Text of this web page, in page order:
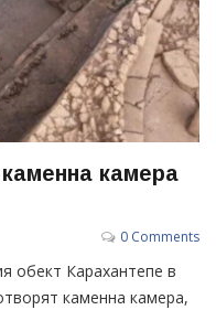
камера
0 Comments
обект Карахантепе в
каменна камера,